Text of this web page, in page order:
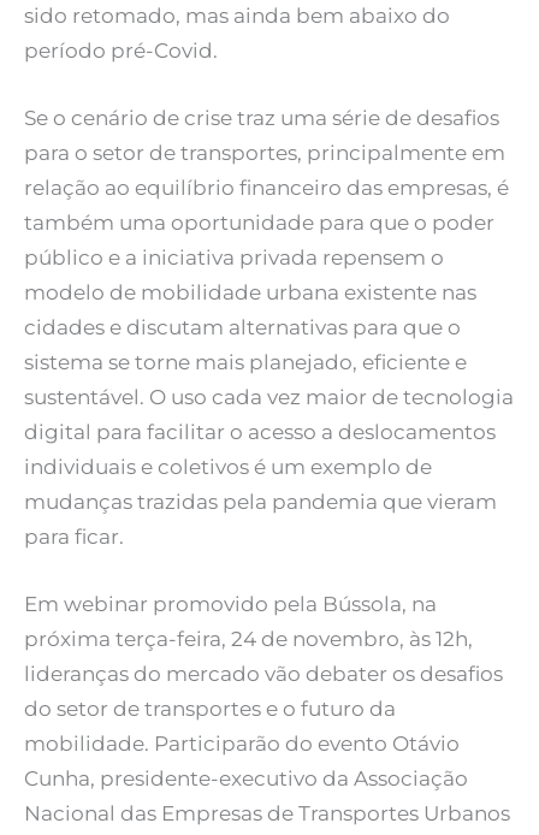
sido retomado, mas ainda bem abaixo do
período pré-Covid.
Se o cenário de crise traz uma série de desafios
para o setor de transportes, principalmente em
relação ao equilíbrio financeiro das empresas, é
também uma oportunidade para que o poder
público e a iniciativa privada repensem o
modelo de mobilidade urbana existente nas
cidades e discutam alternativas para que o
sistema se torne mais planejado, eficiente e
sustentável. O uso cada vez maior de tecnologia
digital para facilitar o acesso a deslocamentos
individuais e coletivos é um exemplo de
mudanças trazidas pela pandemia que vieram
para ficar.
Em webinar promovido pela Bússola, na
próxima terça-feira, 24 de novembro, às 12h,
lideranças do mercado vão debater os desafios
do setor de transportes e o futuro da
mobilidade. Participarão do evento Otávio
Cunha, presidente-executivo da Associação
Nacional das Empresas de Transportes Urbanos